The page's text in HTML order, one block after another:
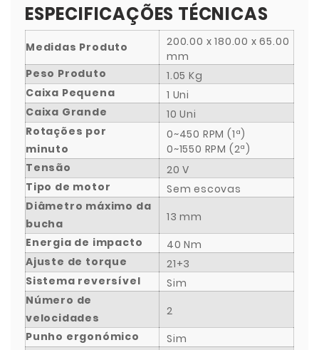
ESPECIFICAÇÕES TÉCNICAS
Medidas Produto
200.00 x 180.00 x 65.00
mm
Peso Produto
1.05 Kg
Caixa Pequena
1 Uni
Caixa Grande
10 Uni
Rotações por
minuto
0~450 RPM (1ª)
0~1550 RPM (2ª)
Tensão
20 V
Tipo de motor
Sem escovas
Diâmetro máximo da
bucha
13 mm
Energia de impacto
40 Nm
Ajuste de torque
21+3
Sistema reversível
Sim
Número de
velocidades
2
Punho ergonómico
Sim